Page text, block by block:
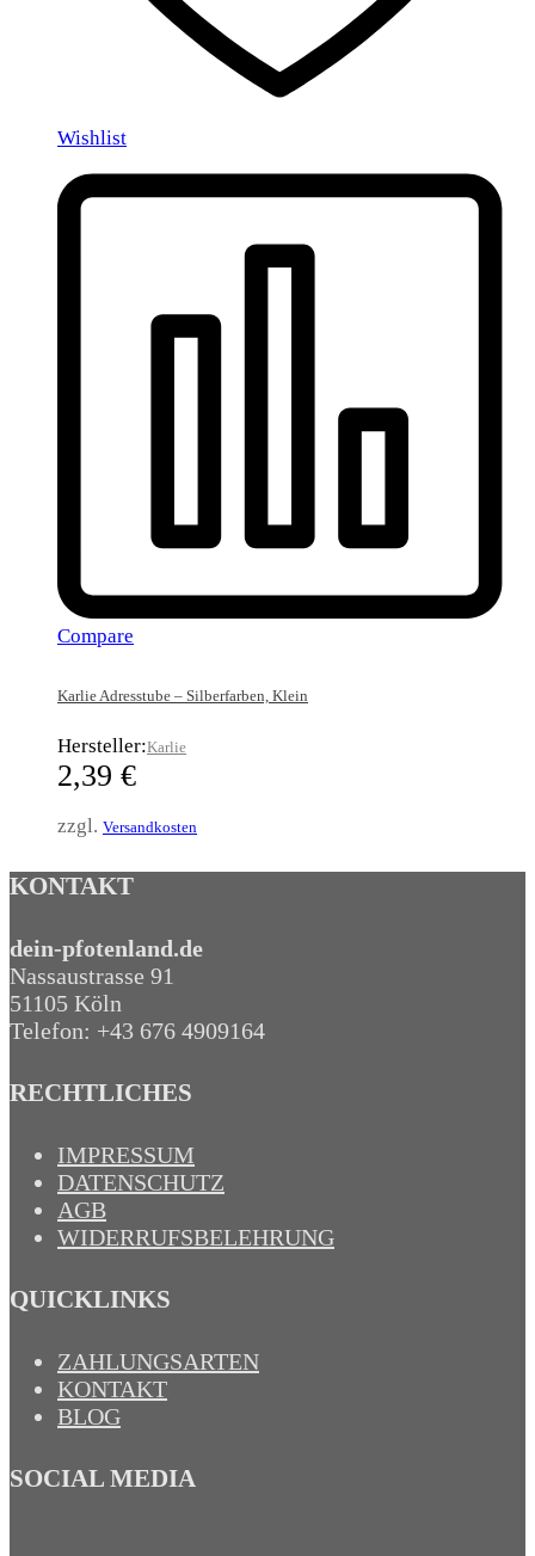
Wishlist
Compare
Karlie Adresstube – Silberfarben, Klein
Hersteller:Karlie
2,39 €
zzgl. Versandkosten
KONTAKT
dein-pfotenland.de
Nassaustrasse 91
51105 Köln
Telefon: +43 676 4909164‬
RECHTLICHES
IMPRESSUM
DATENSCHUTZ
AGB
WIDERRUFSBELEHRUNG
QUICKLINKS
ZAHLUNGSARTEN
KONTAKT
BLOG
SOCIAL MEDIA